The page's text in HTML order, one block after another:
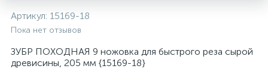
Артикул: 15169-18
Пока нет отзывов
ЗУБР ПОХОДНАЯ 9 ножовка для быстрого реза сырой
древисины, 205 мм {15169-18}